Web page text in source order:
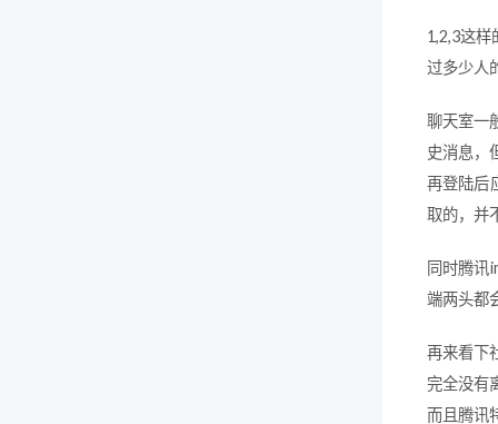
1,2,3这样
过多少人
聊天室一
史消息，
再登陆后
取的，并
同时腾讯
端两头都
再来看下
完全没有
而且腾讯